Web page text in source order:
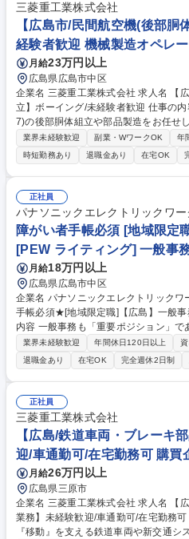
三菱重工業株式会社
【広島市/民間航空機(後部胴
経験者歓迎 機械製造オペレ
月給23万円以上
広島県広島市中区
企業名 三菱重工業株式会社 求人名 【広島市/民間航空機（後部胴体）の組
立】ボーイング/未経験者歓迎 仕事の内容 ■民間航空機(ボーイング777/76
7)の後部胴体組立や部品製造をお任せ
け・打鋲)、部品製造(表面処理・塗装
オペレーター業務です。 【具体的な業務】■民間航空機の構造組立作業(穴
開け/打鋲) ■部品製造(表面処理/塗装/
レータ 【仕事のやりがい】★ボーイン
て三菱重工で生産され、ボーイング社
唯一無二の製品です。自分が手掛けた
は、何物にも代えがたいやりがいです。 募集職種 【広島市/民間航
（後部胴体）の組立】ボーイング/未経
業界未経験歓迎 副業・WワークOK 年
時短勤務あり
退職金あり 在宅OK
正社員
パナソニックエレクトリックワ
障がい者手帳必須 [地域限定
[PEW ライティング] 一般事
月給18万円以上
広島県広島市中区
企業名 パナソニックエレクトリックワークス株式
手帳必須★[地域限定職]【広島】一般事務
内容 一般事務も「重要ポジション」
り、社内外の関係者とのコミュニケー
ただきます。 【具体的な仕事内容】エンジニアリングセンターにてアシス
タント業務および一般事務、庶務全般
の知識を用いて、技術営業のサポート
成をご担当いただきます。その他、各
施調整と当日設営および運営、備品発
電話応対等、幅広い業務をご担当いただきます。 募集
帳必須★[地域限定職]【広島】一般事
業界未経験歓迎 年間休日120日以上
退職金あり
在宅OK 完全週休2日制
正社員
三菱重工業株式会社
【広島/鉄道車両・ブレーキ
迎/車通勤可/在宅勤務可 購買
月給26万円以上
広島県三原市
企業名 三菱重工業株式会社 求人名 【広島/鉄道車両・ブレーキ部品の調達
業務】未経験歓迎/車通勤可/在宅勤務可 仕事の内容 ■生活に欠かせない
『移動』を支える鉄道車両や新交通